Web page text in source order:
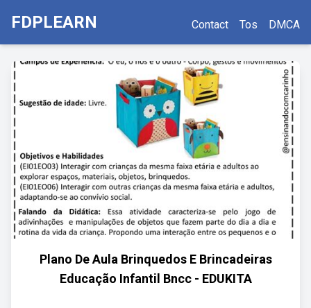
FDPLEARN Contact Tos DMCA
Plano De Aula Brinquedos E Brincadeiras
Educação Infantil Bncc - EDUKITA